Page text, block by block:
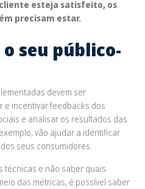
esteja satisfeito, os
precisam estar.
seu público-
devem ser
e incentivarfeedbacks dos
e analisar os resultados das
vão ajudar a identificar
seus consumidores.
técnicas e não saber quais
das métricas, é possível saber